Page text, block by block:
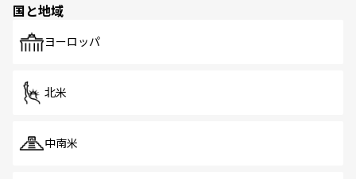
で、ホーカーズは地元の風情を楽しめる外せないスポット
国と地域
ヨーロッパ
北米
中南米